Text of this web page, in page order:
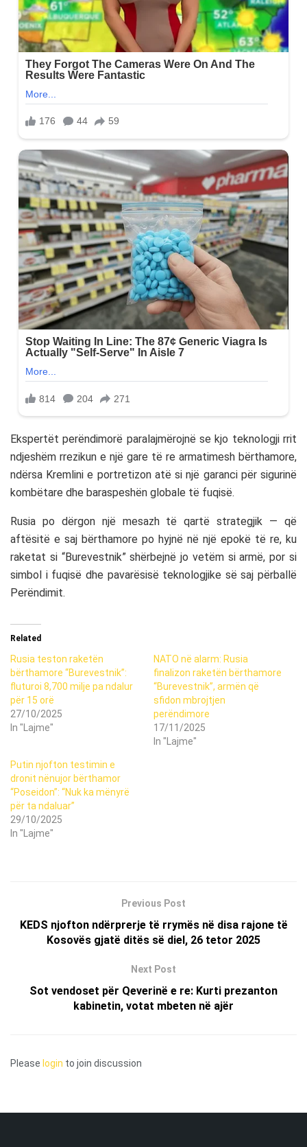
Ekspertët perëndimorë paralajmërojnë se kjo teknologji rrit
ndjeshëm rrezikun e një gare të re armatimesh bërthamore,
ndërsa Kremlini e portretizon atë si një garanci për sigurinë
kombëtare dhe baraspeshën globale të fuqisë.
Rusia po dërgon një mesazh të qartë strategjik — që
aftësitë e saj bërthamore po hyjnë në një epokë të re, ku
raketat si “Burevestnik” shërbejnë jo vetëm si armë, por si
simbol i fuqisë dhe pavarësisë teknologjike së saj përballë
Perëndimit.
Related
Rusia teston raketën
bërthamore “Burevestnik”:
fluturoi 8,700 milje pa ndalur
për 15 orë
27/10/2025
In "Lajme"
NATO në alarm: Rusia
finalizon raketën bërthamore
“Burevestnik”, armën që
sfidon mbrojtjen
perëndimore
17/11/2025
In "Lajme"
Putin njofton testimin e
dronit nënujor bërthamor
“Poseidon”: “Nuk ka mënyrë
për ta ndaluar”
29/10/2025
In "Lajme"
Previous Post
KEDS njofton ndërprerje të rrymës në disa rajone të
Kosovës gjatë ditës së diel, 26 tetor 2025
Next Post
Sot vendoset për Qeverinë e re: Kurti prezanton
kabinetin, votat mbeten në ajër
Please login to join discussion